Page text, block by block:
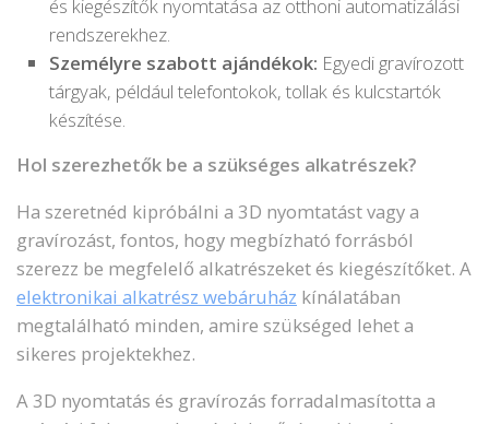
és kiegészítők nyomtatása az otthoni automatizálási
rendszerekhez.
Személyre szabott ajándékok: Egyedi gravírozott
tárgyak, például telefontokok, tollak és kulcstartók
készítése.
Hol szerezhetők be a szükséges alkatrészek?
Ha szeretnéd kipróbálni a 3D nyomtatást vagy a
gravírozást, fontos, hogy megbízható forrásból
szerezz be megfelelő alkatrészeket és kiegészítőket. A
elektronikai alkatrész webáruház kínálatában
megtalálható minden, amire szükséged lehet a
sikeres projektekhez.
A 3D nyomtatás és gravírozás forradalmasította a